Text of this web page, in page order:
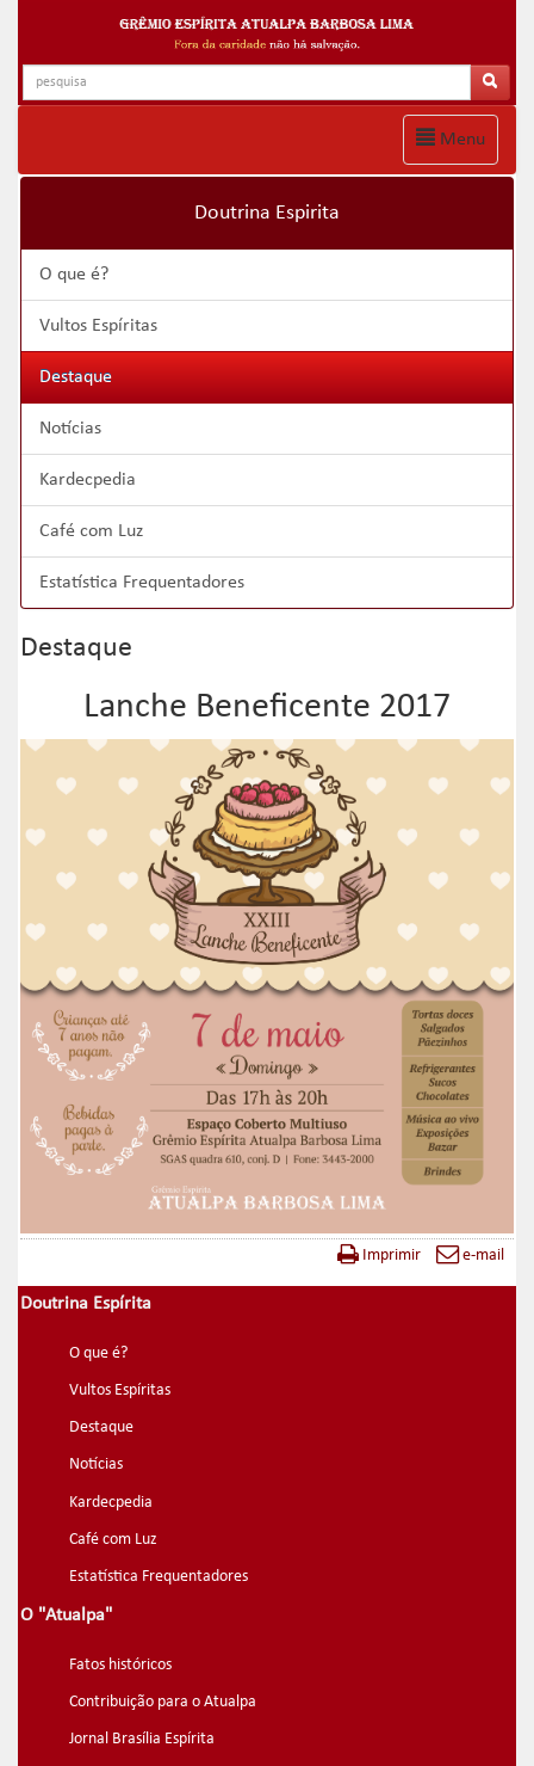
Menu
Doutrina Espirita
O que é?
Vultos Espíritas
Destaque
Notícias
Kardecpedia
Café com Luz
Estatística Frequentadores
Destaque
Lanche Beneficente 2017
Imprimir e-mail
Doutrina Espírita
O que é?
Vultos Espíritas
Destaque
Notícias
Kardecpedia
Café com Luz
Estatística Frequentadores
O "Atualpa"
Fatos históricos
Contribuição para o Atualpa
Jornal Brasília Espírita